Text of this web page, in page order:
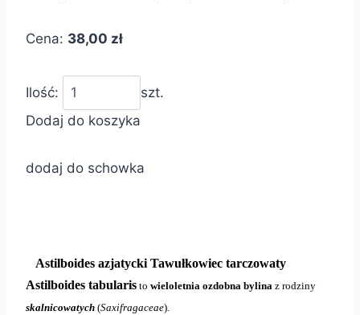
Cena: 38,00 zł
Ilość:
szt.
Dodaj do koszyka
dodaj do schowka
Astilboides azjatycki Tawułkowiec tarczowaty
Astilboides tabularis to wieloletnia ozdobna bylina z rodziny
skalnicowatych (Saxifragaceae).